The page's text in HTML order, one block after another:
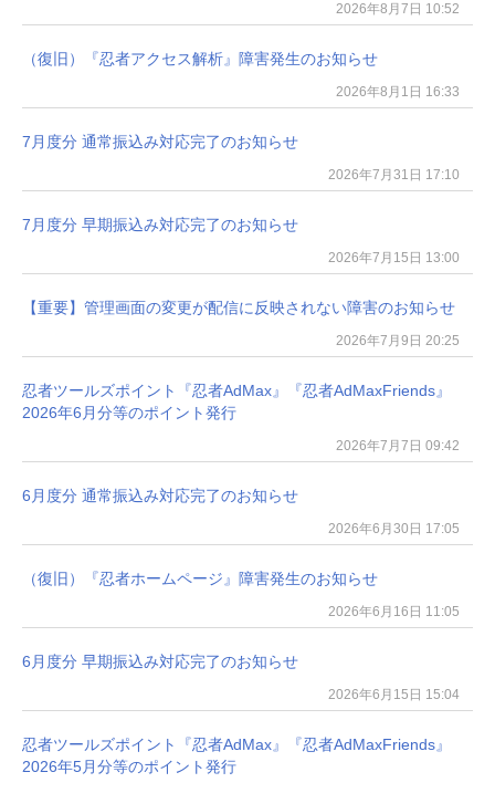
2026年8月7日 10:52
（復旧）『忍者アクセス解析』障害発生のお知らせ
2026年8月1日 16:33
7月度分 通常振込み対応完了のお知らせ
2026年7月31日 17:10
7月度分 早期振込み対応完了のお知らせ
2026年7月15日 13:00
【重要】管理画面の変更が配信に反映されない障害のお知らせ
2026年7月9日 20:25
忍者ツールズポイント『忍者AdMax』『忍者AdMaxFriends』
2026年6月分等のポイント発行
2026年7月7日 09:42
6月度分 通常振込み対応完了のお知らせ
2026年6月30日 17:05
（復旧）『忍者ホームページ』障害発生のお知らせ
2026年6月16日 11:05
6月度分 早期振込み対応完了のお知らせ
2026年6月15日 15:04
忍者ツールズポイント『忍者AdMax』『忍者AdMaxFriends』
2026年5月分等のポイント発行